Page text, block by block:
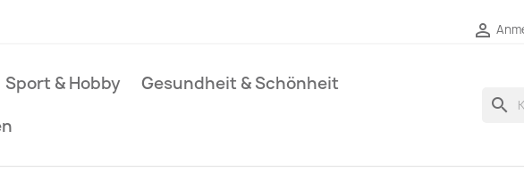

Sport & Hobby
Gesundheit & Schönheit
search